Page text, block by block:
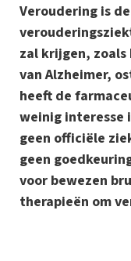
Veroudering is
zal krijgen,
van Alzheimer,
heeft de
weinig interesse
geen officiële
geen
voor bewezen
therapieën om